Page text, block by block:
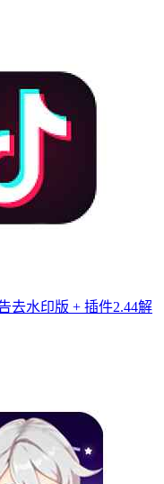
去水印版 + 插件2.44解